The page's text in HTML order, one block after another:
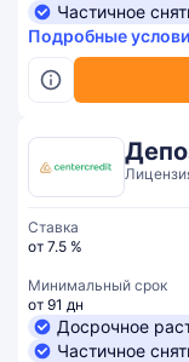
Частичное
Подробные
Ставка
от 7.5 %
Минимальный срок
от 91 дн
Досрочное
Частичное